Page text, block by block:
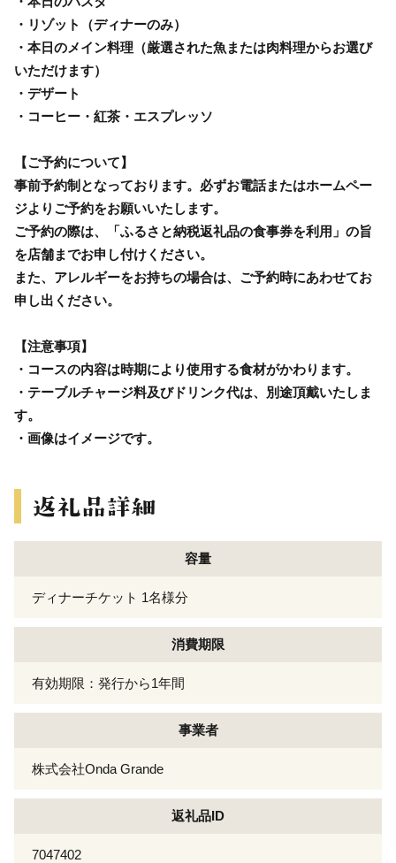
・リゾット（ディナーのみ）
・本日のメイン料理（厳選された魚または肉料理からお選び
いただけます）
・デザート
・コーヒー・紅茶・エスプレッソ
【ご予約について】
事前予約制となっております。必ずお電話またはホームペー
ジよりご予約をお願いいたします。
ご予約の際は、「ふるさと納税返礼品の食事券を利用」の旨
を店舗までお申し付けください。
また、アレルギーをお持ちの場合は、ご予約時にあわせてお
申し出ください。
【注意事項】
・コースの内容は時期により使用する食材がかわります。
・テーブルチャージ料及びドリンク代は、別途頂戴いたしま
す。
・画像はイメージです。
容量
ディナーチケット 1名様分
消費期限
有効期限：発行から1年間
事業者
株式会社Onda Grande
返礼品ID
7047402